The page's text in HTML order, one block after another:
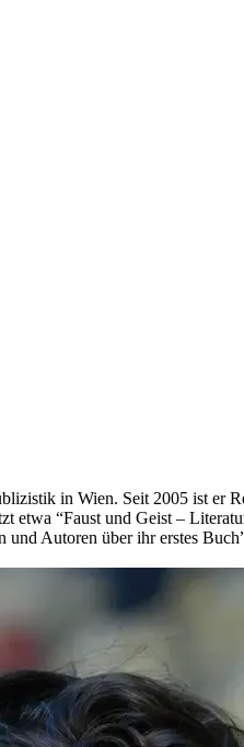
in Wien. Seit 2005 ist
etwa “Faust und Geist –
Autoren über ihr erstes